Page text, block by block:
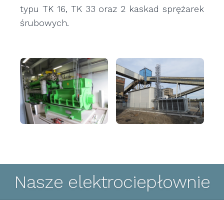
typu TK 16, TK 33 oraz 2 kaskad sprężarek
śrubowych.
Nasze elektrociepłownie